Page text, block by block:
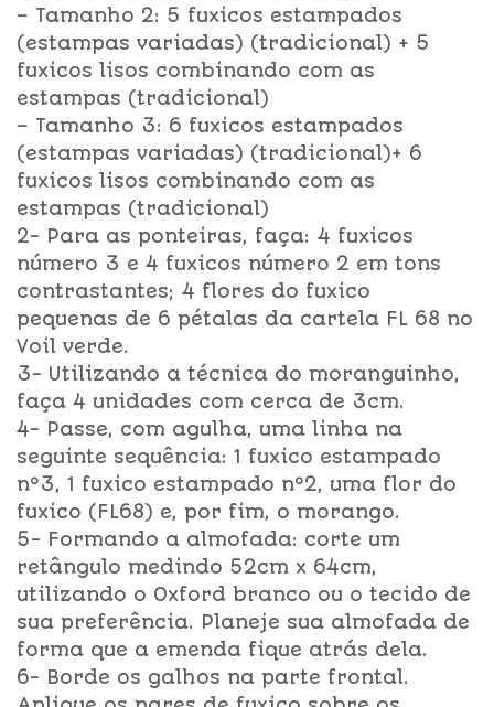
– Tamanho 2: 5 fuxicos estampados
(estampas variadas) (tradicional) + 5
fuxicos lisos combinando com as
estampas (tradicional)
– Tamanho 3: 6 fuxicos estampados
(estampas variadas) (tradicional)+ 6
fuxicos lisos combinando com as
estampas (tradicional)
2- Para as ponteiras, faça: 4 fuxicos
número 3 e 4 fuxicos número 2 em tons
contrastantes; 4 flores do fuxico
pequenas de 6 pétalas da cartela FL 68 no
Voil verde.
3- Utilizando a técnica do moranguinho,
faça 4 unidades com cerca de 3cm.
4- Passe, com agulha, uma linha na
seguinte sequência: 1 fuxico estampado
nº3, 1 fuxico estampado nº2, uma flor do
fuxico (FL68) e, por fim, o morango.
5- Formando a almofada: corte um
retângulo medindo 52cm x 64cm,
utilizando o Oxford branco ou o tecido de
sua preferência. Planeje sua almofada de
forma que a emenda fique atrás dela.
6- Borde os galhos na parte frontal.